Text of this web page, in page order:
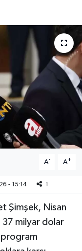
A- A+
- 15:14 1
Şimşek, Nisan
37 milyar dolar